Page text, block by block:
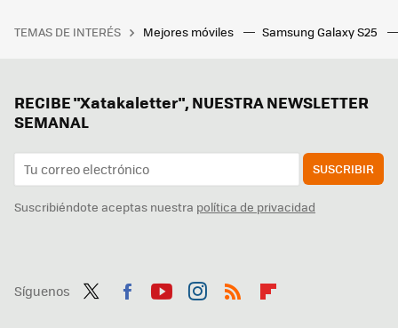
TEMAS DE INTERÉS Mejores móviles Samsung Galaxy S25
RECIBE "Xatakaletter", NUESTRA NEWSLETTER
SEMANAL
SUSCRIBIR
Suscribiéndote aceptas nuestra política de privacidad
Síguenos